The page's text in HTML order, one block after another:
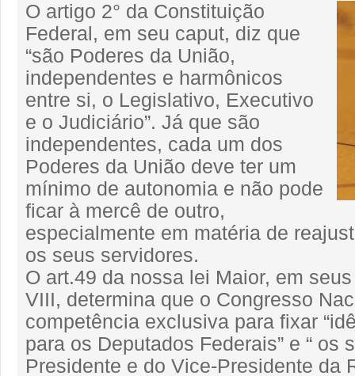
O artigo 2° da Constituição
Federal, em seu caput, diz que
“são Poderes da União,
independentes e harmônicos
entre si, o Legislativo, Executivo
e o Judiciário”. Já que são
independentes, cada um dos
Poderes da União deve ter um
mínimo de autonomia e não pode
ficar à mercê de outro,
especialmente em matéria de
os seus servidores.
O art.49 da nossa lei Maior, em
VIII, determina que o Congresso
competência exclusiva para fixar
para os Deputados Federais” e “ os
Presidente e do Vice-Presidente da